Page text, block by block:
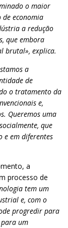
o maior
de economia
a redução
que embora
brutal», explica.
a
de
o tratamento da
e,
Queremos uma
que
e em diferentes
a
processo de
tem um
e, com o
progredir para
um